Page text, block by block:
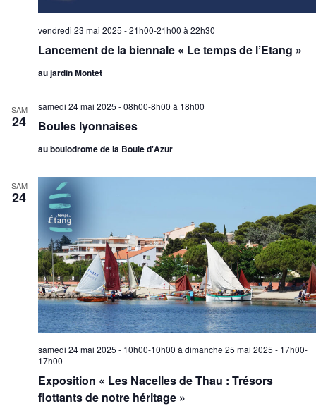
Lancement de la biennale « Le temps de l’Etang »
vendredi 23 mai 2025 - 21h00-21h00 à 22h30
au jardin Montet
SAM
24 Boules lyonnaises
samedi 24 mai 2025 - 08h00-8h00 à 18h00
au boulodrome de la Boule d'Azur
SAM
24
Exposition « Les Nacelles de Thau : Trésors
flottants de notre héritage »
samedi 24 mai 2025 - 10h00-10h00 à dimanche 25 mai 2025 - 17h00-
17h00